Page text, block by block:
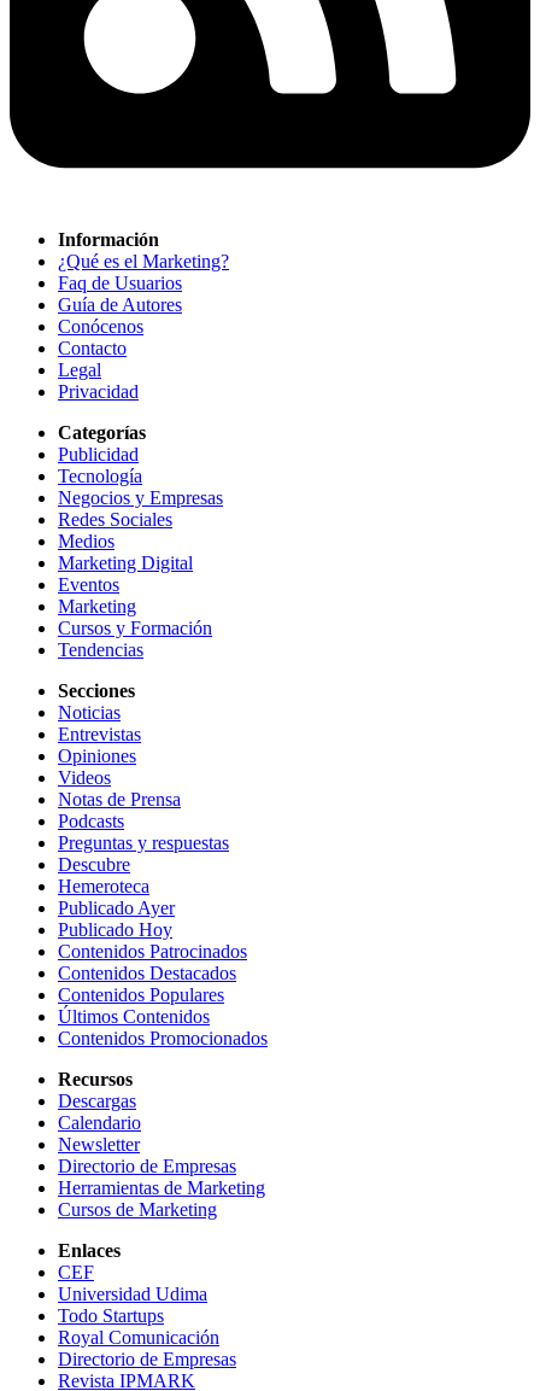
Información
¿Qué es el Marketing?
Faq de Usuarios
Guía de Autores
Conócenos
Contacto
Legal
Privacidad
Categorías
Publicidad
Tecnología
Negocios y Empresas
Redes Sociales
Medios
Marketing Digital
Eventos
Marketing
Cursos y Formación
Tendencias
Secciones
Noticias
Entrevistas
Opiniones
Videos
Notas de Prensa
Podcasts
Preguntas y respuestas
Descubre
Hemeroteca
Publicado Ayer
Publicado Hoy
Contenidos Patrocinados
Contenidos Destacados
Contenidos Populares
Últimos Contenidos
Contenidos Promocionados
Recursos
Descargas
Calendario
Newsletter
Directorio de Empresas
Herramientas de Marketing
Cursos de Marketing
Enlaces
CEF
Universidad Udima
Todo Startups
Royal Comunicación
Directorio de Empresas
Revista IPMARK